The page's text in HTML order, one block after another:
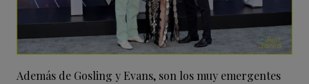
Además de Gosling y Evans, son los muy emergentes